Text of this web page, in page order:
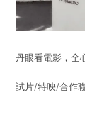
丹眼看電影，全
試片/特映/合作